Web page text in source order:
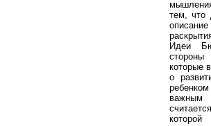
тем, что
Идеи
которые
о